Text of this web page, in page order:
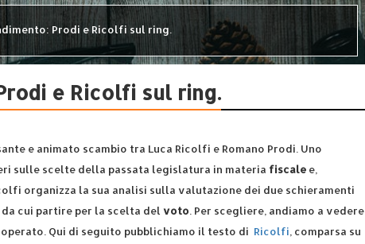
Prodi e Ricolfi sul ring.
e Ricolfi sul ring.
e animato scambio tra Luca Ricolfi e Romano Prodi. Uno
sulle scelte della passata legislatura in materia fiscale e,
organizza la sua analisi sulla valutazione dei due schieramenti
cui partire per la scelta del voto . Per scegliere, andiamo a vedere
Qui di seguito pubblichiamo il testo di Ricolfi , comparsa su